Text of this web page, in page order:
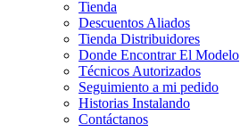
Tienda
Descuentos Aliados
Tienda Distribuidores
Donde Encontrar El Modelo
Técnicos Autorizados
Seguimiento a mi pedido
Historias Instalando
Contáctanos